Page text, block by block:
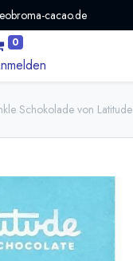
cacao.de
0
Schokolade von Latitude